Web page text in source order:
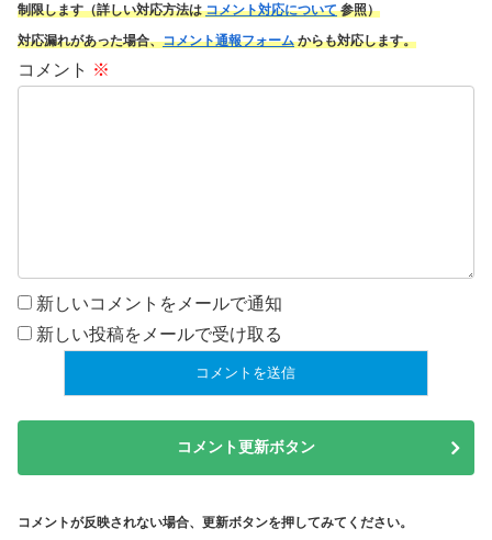
制限します（詳しい対応方法はコメント対応について参照）
対応漏れがあった場合、コメント通報フォームからも対応します。
コメント ※
新しいコメントをメールで通知
新しい投稿をメールで受け取る
コメント更新ボタン
コメントが反映されない場合、更新ボタンを押してみてください。